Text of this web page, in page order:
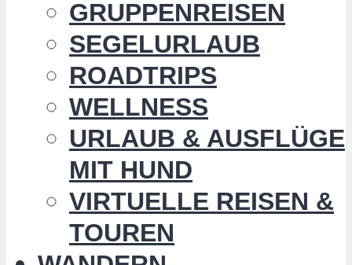
GRUPPENREISEN
SEGELURLAUB
ROADTRIPS
WELLNESS
URLAUB & AUSFLÜGE
MIT HUND
VIRTUELLE REISEN &
TOUREN